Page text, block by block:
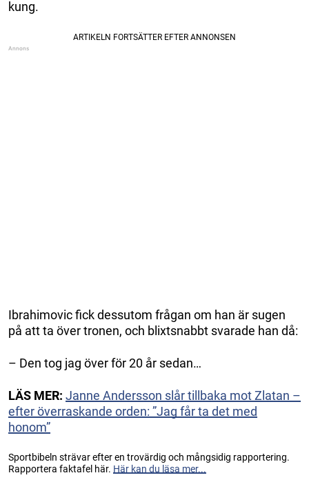
kung.
Ibrahimovic fick dessutom frågan om han är sugen
på att ta över tronen, och blixtsnabbt svarade han då:
– Den tog jag över för 20 år sedan…
LÄS MER: Janne Andersson slår tillbaka mot Zlatan –
efter överraskande orden: ”Jag får ta det med
honom”
Sportbibeln strävar efter en trovärdig och mångsidig rapportering.
Rapportera faktafel här. Här kan du läsa mer...